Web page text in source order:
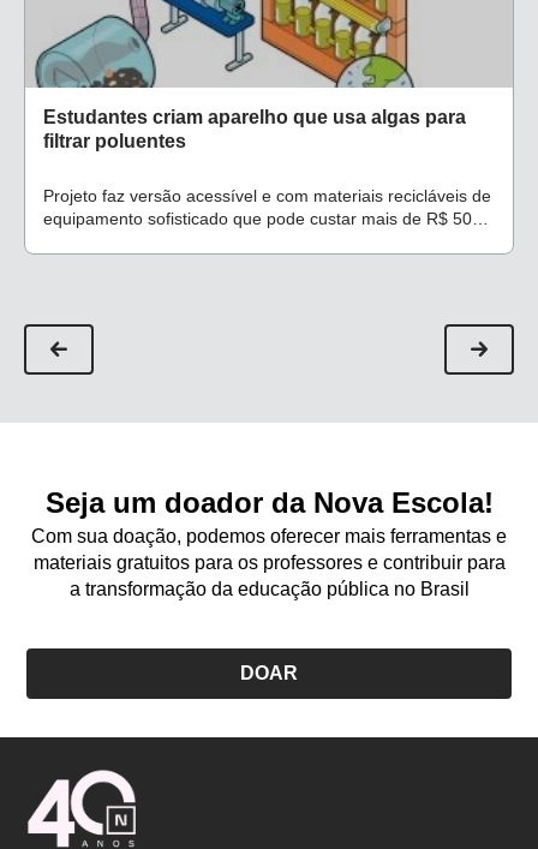
Estudantes criam aparelho que usa algas para
filtrar poluentes
Projeto faz versão acessível e com materiais recicláveis de
equipamento sofisticado que pode custar mais de R$ 500
Seja um doador da Nova Escola!
Com sua doação, podemos oferecer mais ferramentas e
materiais gratuitos para os professores e contribuir para
a transformação da educação pública no Brasil
DOAR